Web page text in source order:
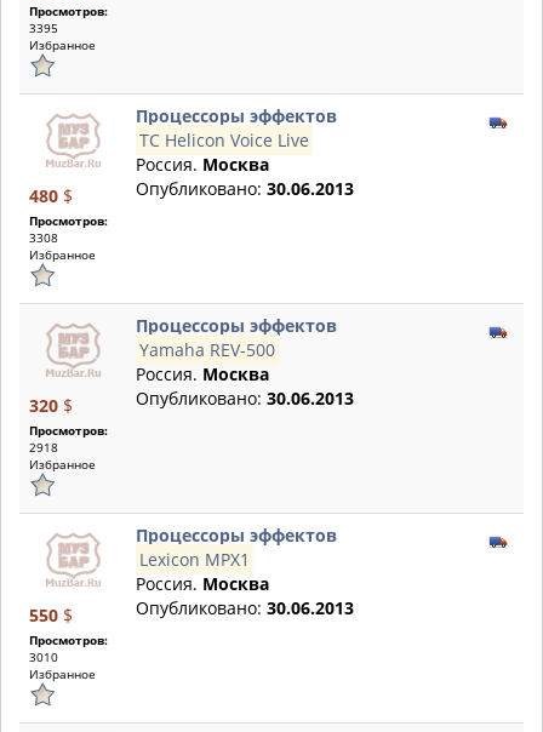
Просмотров:
3395
Избранное
480 $
Просмотров:
3308
Избранное
Процессоры эффектов
TC Helicon Voice Live
Россия. Москва
Опубликовано: 30.06.2013
320 $
Просмотров:
2918
Избранное
Процессоры эффектов
Yamaha REV-500
Россия. Москва
Опубликовано: 30.06.2013
550 $
Просмотров:
3010
Избранное
Процессоры эффектов
Lexicon MPX1
Россия. Москва
Опубликовано: 30.06.2013